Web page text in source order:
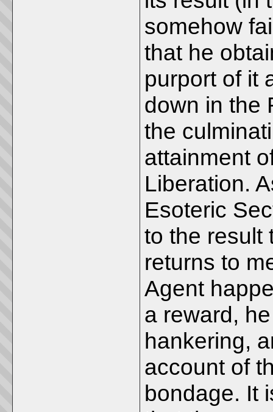
somehow
that he
purport of it
down in the
the
attainment
Liberation.
Esoteric
to the result
returns to
Agent
a reward,
hankering,
account of
bondage. It